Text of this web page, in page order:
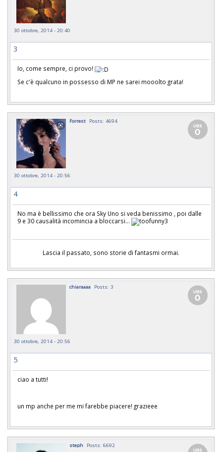
30 ottobre, 2014 - 20:40
3
Io, come sempre, ci provo!
Se c'è qualcuno in possesso di MP ne sarei mooolto grata!
Forrest Posts: 4694
30 ottobre, 2014 - 20:56
4
No ma è bellissimo che ora Sky Uno si veda benissimo , poi dalle
9 e 30 causalità incomincia a bloccarsi...
Lascia il passato, sono storie di fantasmi ormai.
chiaraaaa Posts: 3
30 ottobre, 2014 - 20:56
5
ciao a tutti!
un mp anche per me mi farebbe piacere! grazieee
steph Posts: 6692